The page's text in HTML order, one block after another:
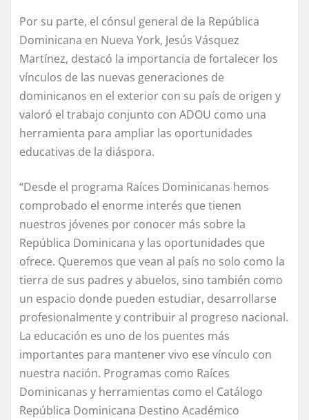
Por su parte, el cónsul general de la República
Dominicana en Nueva York, Jesús Vásquez
Martínez, destacó la importancia de fortalecer los
vínculos de las nuevas generaciones de
dominicanos en el exterior con su país de origen y
valoró el trabajo conjunto con ADOU como una
herramienta para ampliar las oportunidades
educativas de la diáspora.
“Desde el programa Raíces Dominicanas hemos
comprobado el enorme interés que tienen
nuestros jóvenes por conocer más sobre la
República Dominicana y las oportunidades que
ofrece. Queremos que vean al país no solo como la
tierra de sus padres y abuelos, sino también como
un espacio donde pueden estudiar, desarrollarse
profesionalmente y contribuir al progreso nacional.
La educación es uno de los puentes más
importantes para mantener vivo ese vínculo con
nuestra nación. Programas como Raíces
Dominicanas y herramientas como el Catálogo
República Dominicana Destino Académico